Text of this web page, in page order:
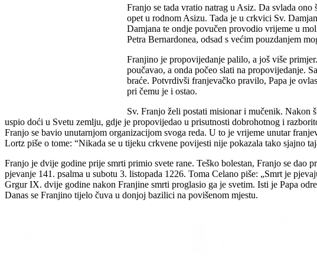
Franjo se tada vratio natrag u Asiz. Da svlada
opet u rodnom Asizu. Tada je u crkvici Sv.
Damjana te ondje povučen provodio vrijeme u
Petra Bernardonea, odsad s većim pouzdanjem
Franjino je propovijedanje palilo, a još više
poučavao, a onda počeo slati na propovijedanje.
braće. Potvrdivši franjevačko pravilo, Papa je
pri čemu je i ostao.
Sv. Franjo želi postati misionar i mučenik.
uspio doći u Svetu zemlju, gdje je propovijedao u prisutnosti dobrohotnog i
Franjo se bavio unutarnjom organizacijom svoga reda. U to je vrijeme unutar
Lortz piše o tome: “Nikada se u tijeku crkvene povijesti nije pokazala tako sjajno
Franjo je dvije godine prije smrti primio svete rane. Teško bolestan, Franjo se
pjevanje 141. psalma u subotu 3. listopada 1226. Toma Celano piše: „Smrt je
Grgur IX. dvije godine nakon Franjine smrti proglasio ga je svetim. Isti je Papa
Danas se Franjino tijelo čuva u donjoj bazilici na povišenom mjestu.